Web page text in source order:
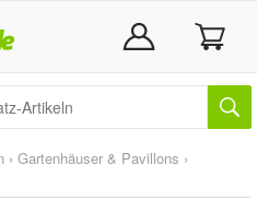
› Gartenhäuser & Pavillons ›